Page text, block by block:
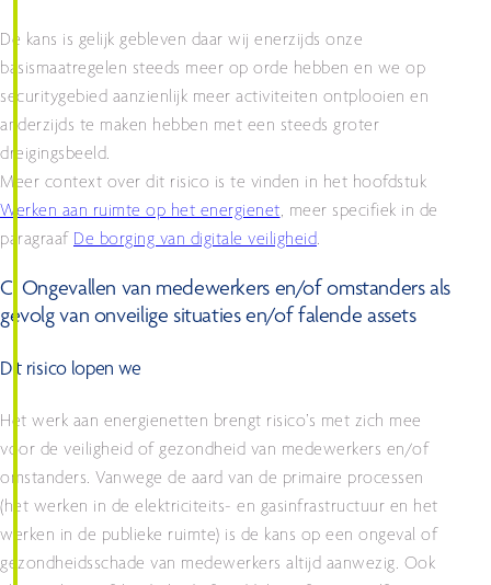
De kans is gelijk gebleven daar wij enerzijds onze
basismaatregelen steeds meer op orde hebben en we op
securitygebied aanzienlijk meer activiteiten ontplooien en
anderzijds te maken hebben met een steeds groter
dreigingsbeeld.
Meer context over dit risico is te vinden in het hoofdstuk
Werken aan ruimte op het energienet, meer specifiek in de
paragraaf De borging van digitale veiligheid.
C. Ongevallen van medewerkers en/of omstanders als
gevolg van onveilige situaties en/of falende assets
Dit risico lopen we
Het werk aan energienetten brengt risico’s met zich mee
voor de veiligheid of gezondheid van medewerkers en/of
omstanders. Vanwege de aard van de primaire processen
(het werken in de elektriciteits- en gasinfrastructuur en het
werken in de publieke ruimte) is de kans op een ongeval of
gezondheidsschade van medewerkers altijd aanwezig. Ook